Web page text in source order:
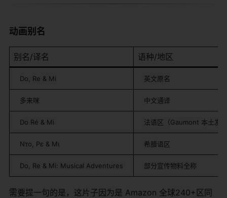
动画别名
别名/译名 语种/地区
Do, Re & Mi 英文原名
多来咪 中文通译
Do Ré & Mi 法语区（Gaumont 本土发
Ντο, Ρε & Μι 希腊语区
Do, Re & Mi: Musical Adventures 部分宣传物料全称
需要提一句的是，这片子因为是 Amazon 全球240+区同